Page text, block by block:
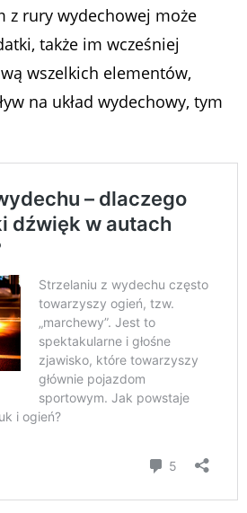
z rury wydechowej może
także im wcześniej
wszelkich elementów,
na układ wydechowy, tym